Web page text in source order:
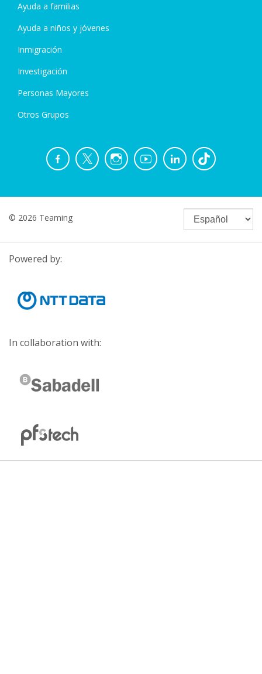
Ayuda a familias
Ayuda a niños y jóvenes
Inmigración
Investigación
Personas Mayores
Otros Grupos
© 2026 Teaming
Powered by:
In collaboration with: